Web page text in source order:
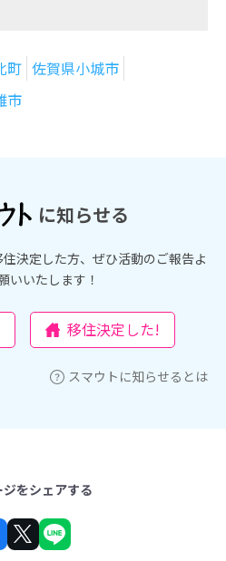
町 佐賀県小城市
市
に知らせる
住決定した方、ぜひ活動のご報告よ
いいたします！
移住決定した!
スマウトに知らせるとは
ジをシェアする